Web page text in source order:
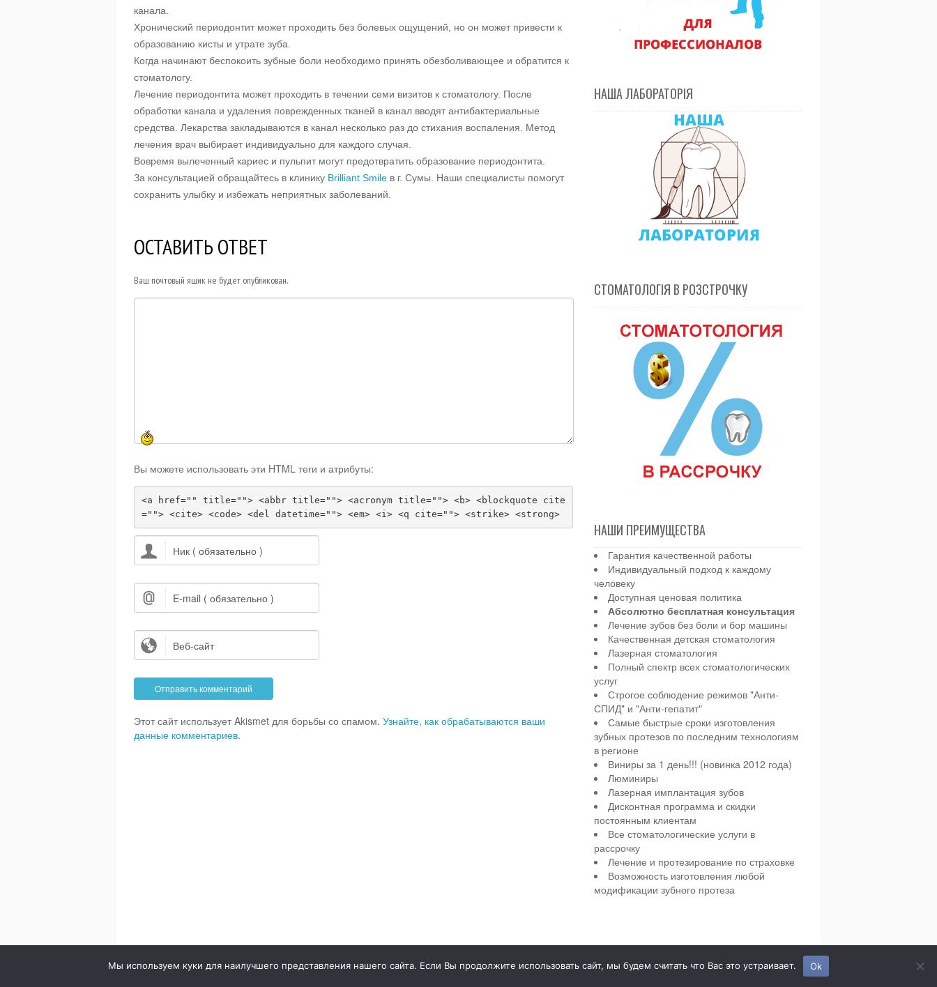
канала.
Хронический периодонтит может проходить без болевых ощущений, но он может привести к
образованию кисты и утрате зуба.
Когда начинают беспокоить зубные боли необходимо принять обезболивающее и обратится к
стоматологу.
Лечение периодонтита может проходить в течении семи визитов к стоматологу. После
обработки канала и удаления поврежденных тканей в канал вводят антибактериальные
средства. Лекарства закладываются в канал несколько раз до стихания воспаления. Метод
лечения врач выбирает индивидуально для каждого случая.
Вовремя вылеченный кариес и пульпит могут предотвратить образование периодонтита.
За консультацией обращайтесь в клинику Brilliant Smile в г. Сумы. Наши специалисты помогут
сохранить улыбку и избежать неприятных заболеваний.
ОСТАВИТЬ ОТВЕТ
Ваш почтовый ящик не будет опубликован.
Вы можете использовать эти HTML теги и атрибуты:
<a href="" title=""> <abbr title=""> <acronym title=""> <b> <blockquote cite
=""> <cite> <code> <del datetime=""> <em> <i> <q cite=""> <strike> <strong>
Этот сайт использует Akismet для борьбы со спамом. Узнайте, как обрабатываются ваши
данные комментариев.
НАША ЛАБОРАТОРІЯ
СТОМАТОЛОГІЯ В РОЗСТРОЧКУ
НАШИ ПРЕИМУЩЕСТВА
Гарантия качественной работы
Индивидуальный подход к каждому
человеку
Доступная ценовая политика
Абсолютно бесплатная консультация
Лечение зубов без боли и бор машины
Качественная детская стоматология
Лазерная стоматология
Полный спектр всех стоматологических
услуг
Строгое соблюдение режимов "Анти-
СПИД" и "Анти-гепатит"
Самые быстрые сроки изготовления
зубных протезов по последним технологиям
в регионе
Виниры за 1 день!!! (новинка 2012 года)
Люминиры
Лазерная имплантация зубов
Дисконтная программа и скидки
постоянным клиентам
Все стоматологические услуги в
рассрочку
Лечение и протезирование по страховке
Возможность изготовления любой
модификации зубного протеза
Детская и взрослая стоматология в городе Сумы.
Мы используем куки для наилучшего представления нашего сайта. Если Вы продолжите использовать сайт, мы будем считать что Вас это устраивает. Ok